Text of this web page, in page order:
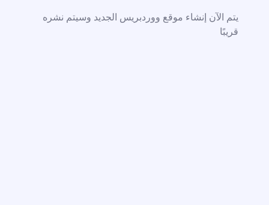
يتم الآن إنشاء موقع ووردبريس الجديد وسيتم نشره
قريبًا